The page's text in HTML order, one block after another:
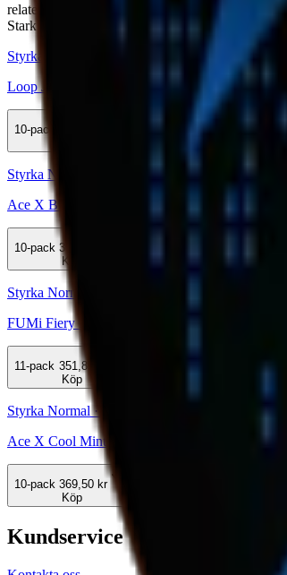
relaterade produkter
Stark
Styrka Stark · Slim
Loop Jalapeño Lime Strong
10-pack
Styrka Normal · Slim
Ace X Black Raspberry Chili
10-pack 369,50 kr
Köp
Styrka Normal · Slim
FUMi Fiery Mango Strong 4
11-pack 351,89 kr
Köp
Styrka Normal · Slim
Ace X Cool Mint
10-pack 369,50 kr
Köp
Kundservice